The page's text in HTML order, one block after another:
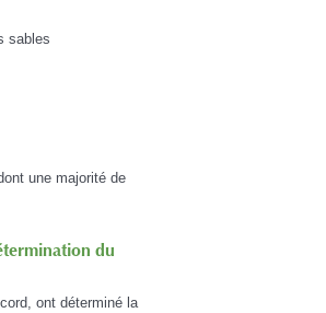
sables
une majorité de
du
ont déterminé la